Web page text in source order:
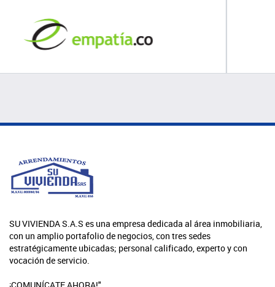
SU VIVIENDA S.A.S es una empresa dedicada al área inmobiliaria,
con un amplio portafolio de negocios, con tres sedes
estratégicamente ubicadas; personal calificado, experto y con
vocación de servicio.